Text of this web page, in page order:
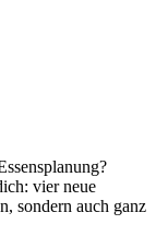
vier neue
sondern auch ganz